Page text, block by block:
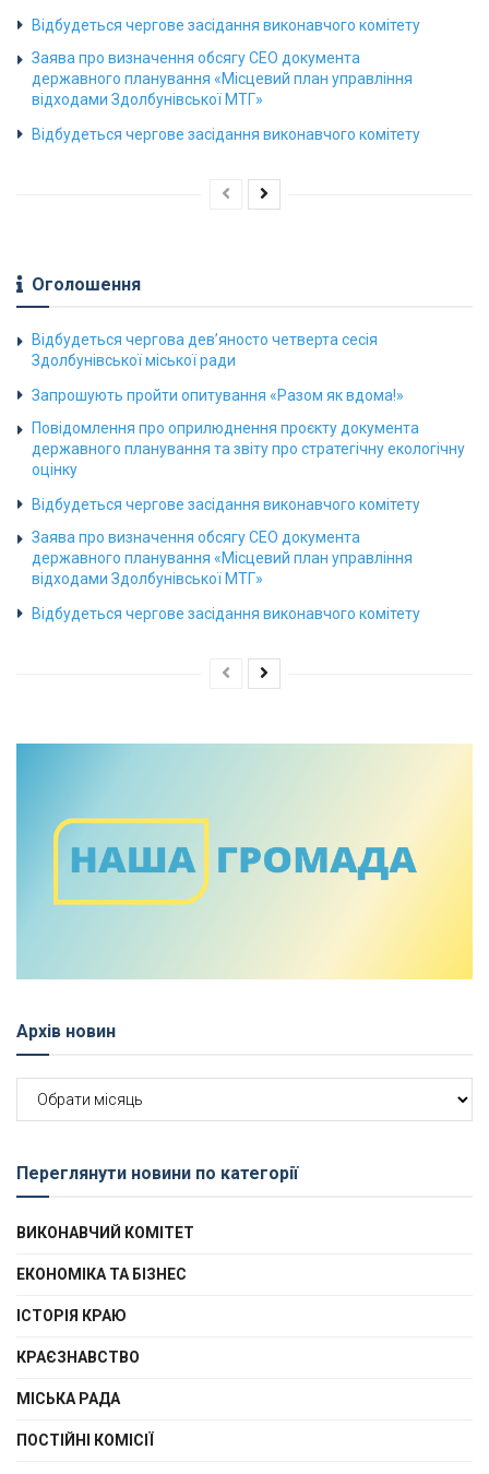
Відбудеться чергове засідання виконавчого комітету
Заява про визначення обсягу СЕО документа
державного планування «Місцевий план управління
відходами Здолбунівської МТГ»
Відбудеться чергове засідання виконавчого комітету
Оголошення
Відбудеться чергова дев’яносто четверта сесія
Здолбунівської міської ради
Запрошують пройти опитування «Разом як вдома!»
Повідомлення про оприлюднення проєкту документа
державного планування та звіту про стратегічну екологічну
оцінку
Відбудеться чергове засідання виконавчого комітету
Заява про визначення обсягу СЕО документа
державного планування «Місцевий план управління
відходами Здолбунівської МТГ»
Відбудеться чергове засідання виконавчого комітету
Архів новин
новин
Переглянути новини по категорії
ВИКОНАВЧИЙ КОМІТЕТ
ЕКОНОМІКА ТА БІЗНЕС
ІСТОРІЯ КРАЮ
КРАЄЗНАВСТВО
МІСЬКА РАДА
ПОСТІЙНІ КОМІСІЇ